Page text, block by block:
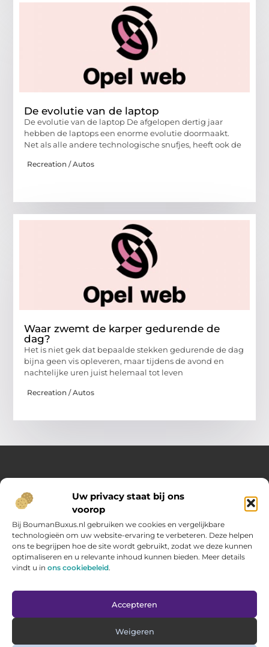
Uw privacy staat bij ons
voorop
Bij BoumanBuxus.nl gebruiken we cookies en vergelijkbare
technologieën om uw website-ervaring te verbeteren. Deze helpen
ons te begrijpen hoe de site wordt gebruikt, zodat we deze kunnen
optimaliseren en u relevante inhoud kunnen bieden. Meer details
vindt u in ons cookiebeleid.
Accepteren
Weigeren
De evolutie van de laptop
De evolutie van de laptop De afgelopen dertig jaar
hebben de laptops een enorme evolutie doormaakt.
Net als alle andere technologische snufjes, heeft ook de
Recreation / Autos
Waar zwemt de karper gedurende de
dag?
Het is niet gek dat bepaalde stekken gedurende de dag
bijna geen vis opleveren, maar tijdens de avond en
nachtelijke uren juist helemaal tot leven
Recreation / Autos
Over Opelweb
Jouw startpunt voor handige tips en inspirerende artikelen
Op Opelweb.nl vind je een gevarieerd aanbod aan blogs en
content die je helpen meer uit je dag te halen – van nuttige
adviezen tot verrassende inzichten voor in het dagelijks leven.
Main Links
Bericht categorie